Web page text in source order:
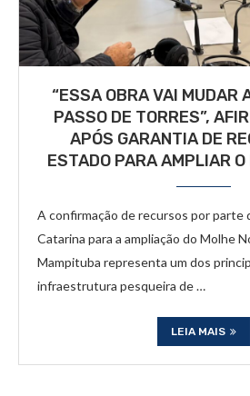
“ESSA OBRA VAI MUDAR
PASSO DE TORRES”,
APÓS GARANTIA DE
ESTADO PARA AMPLIAR O
A confirmação de recursos por parte
Catarina para a ampliação do Molhe
Mampituba representa um dos
infraestrutura pesqueira de …
LEIA MAIS